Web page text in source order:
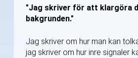
"Jag skriver för att klargöra
bakgrunden."
Jag skriver om hur man kan
jag skriver om hur inre signaler